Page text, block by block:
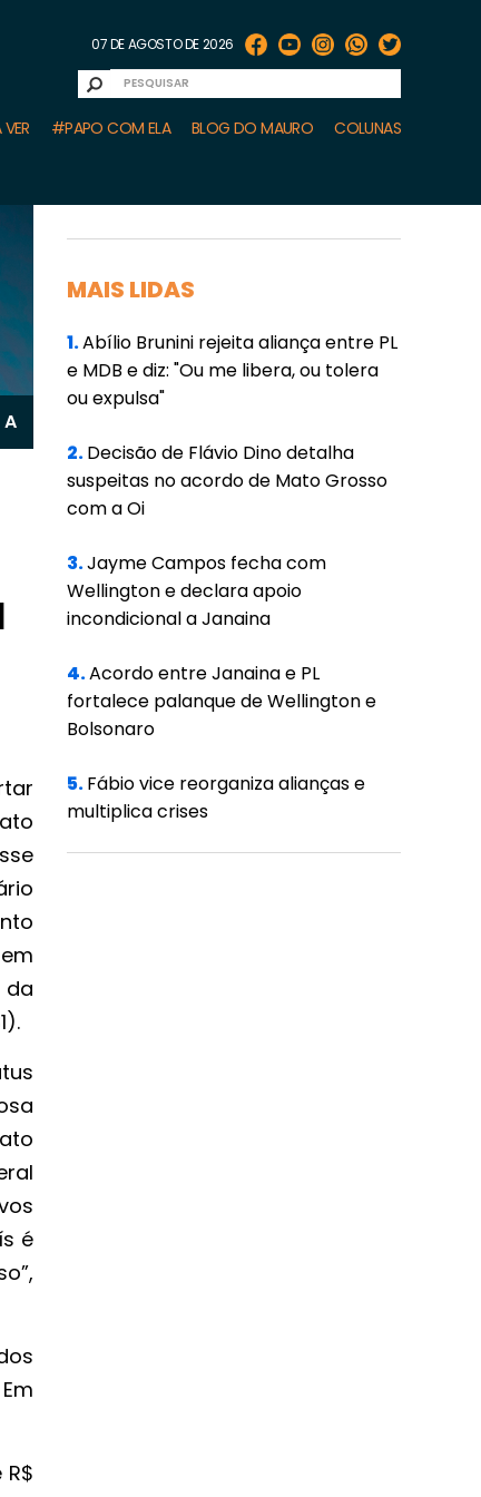
07 DE AGOSTO DE 2026
#PAPO COM ELA BLOG DO MAURO COLUNAS
A
é
MAIS LIDAS
1.Abílio Brunini rejeita aliança entre PL
e MDB e diz: "Ou me libera, ou tolera
ou expulsa"
2.Decisão de Flávio Dino detalha
suspeitas no acordo de Mato Grosso
com a Oi
3.Jayme Campos fecha com
Wellington e declara apoio
incondicional a Janaina
4.Acordo entre Janaina e PL
fortalece palanque de Wellington e
Bolsonaro
5.Fábio vice reorganiza alianças e
multiplica crises